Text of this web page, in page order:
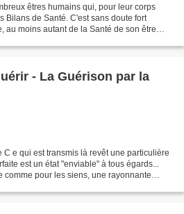
êtres humains qui, pour leur corps
Bilans de Santé. C'est sans doute fort
au moins autant de la Santé de son être
- La Guérison par la
C e qui est transmis là revêt une particulière
est un état "enviable" à tous égards...
comme pour les siens, une rayonnante